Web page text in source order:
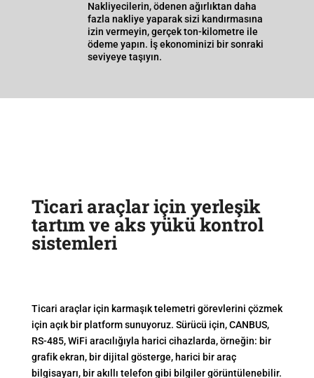
Nakliyecilerin, ödenen ağırlıktan daha
fazla nakliye yaparak sizi kandırmasına
izin vermeyin, gerçek ton-kilometre ile
ödeme yapın. İş ekonominizi bir sonraki
seviyeye taşıyın.
Ticari araçlar için yerleşik
tartım ve aks yükü kontrol
sistemleri
Ticari araçlar için karmaşık telemetri görevlerini çözmek
için açık bir platform sunuyoruz. Sürücü için, CANBUS,
RS-485, WiFi aracılığıyla harici cihazlarda, örneğin: bir
grafik ekran, bir dijital gösterge, harici bir araç
bilgisayarı, bir akıllı telefon gibi bilgiler görüntülenebilir.